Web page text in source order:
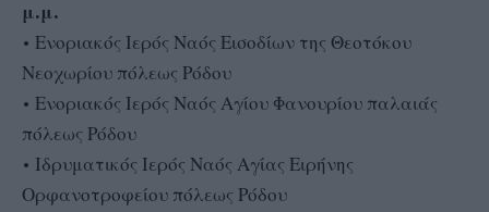
μ.μ.
• Ενοριακός Ιερός Ναός Εισοδίων της Θεοτόκου
Νεοχωρίου πόλεως Ρόδου
• Ενοριακός Ιερός Ναός Αγίου Φανουρίου παλαιάς
πόλεως Ρόδου
• Ιδρυματικός Ιερός Ναός Αγίας Ειρήνης
Ορφανοτροφείου πόλεως Ρόδου